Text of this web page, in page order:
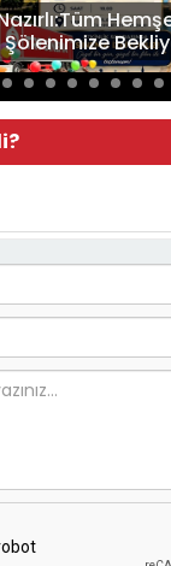
Şölenimize